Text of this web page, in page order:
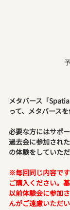
メタバース「
って、メタバース
必要な方にはサポ
過去会に参加され
の体験をしていただ
※毎回同じ内容で
ご購入ください。
以前体験会に参加
んがご遠慮いただい